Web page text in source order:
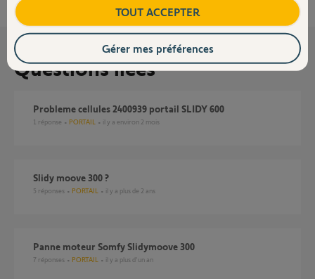
Questions liées
Probleme cellules 2400939 portail SLIDY 600
1 réponse PORTAIL il y a environ 2 mois
Slidy moove 300 ?
5 réponses PORTAIL il y a plus de 2 ans
Panne moteur Somfy Slidymoove 300
7 réponses PORTAIL il y a plus d'un an
TOUT ACCEPTER
Gérer mes préférences